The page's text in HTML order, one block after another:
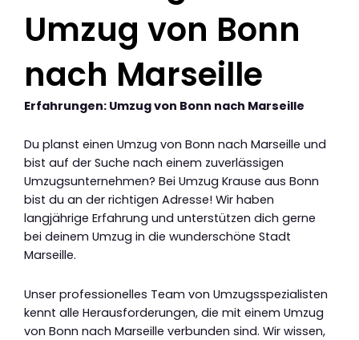
Umzug von Bonn
nach Marseille
Erfahrungen: Umzug von Bonn nach Marseille
Du planst einen Umzug von Bonn nach Marseille und
bist auf der Suche nach einem zuverlässigen
Umzugsunternehmen? Bei Umzug Krause aus Bonn
bist du an der richtigen Adresse! Wir haben
langjährige Erfahrung und unterstützen dich gerne
bei deinem Umzug in die wunderschöne Stadt
Marseille.
Unser professionelles Team von Umzugsspezialisten
kennt alle Herausforderungen, die mit einem Umzug
von Bonn nach Marseille verbunden sind. Wir wissen,